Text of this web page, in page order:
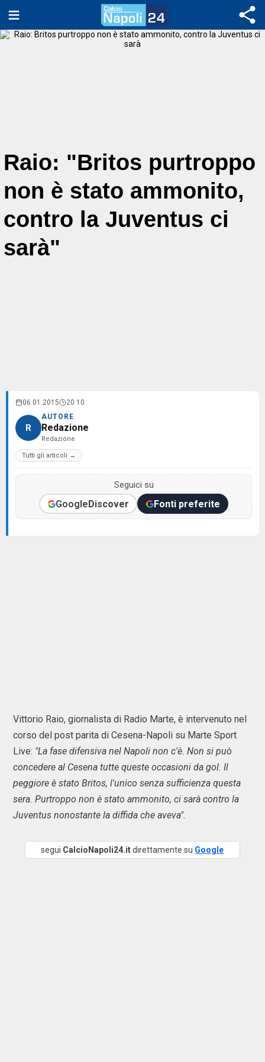
Raio: "Britos purtroppo
non è stato ammonito,
contro la Juventus ci
sarà"
06.01.2015 20:10
R
AUTORE
Redazione
Redazione
Tutti gli articoli →
Seguici su
GoogleDiscover Fonti preferite
Vittorio Raio, giornalista di Radio Marte, è intervenuto nel
corso del post parita di Cesena-Napoli su Marte Sport
Live: "La fase difensiva nel Napoli non c'è. Non si può
concedere al Cesena tutte queste occasioni da gol. Il
peggiore è stato Britos, l'unico senza sufficienza questa
sera. Purtroppo non è stato ammonito, ci sarà contro la
Juventus nonostante la diffida che aveva".
segui CalcioNapoli24.itdirettamente su Google